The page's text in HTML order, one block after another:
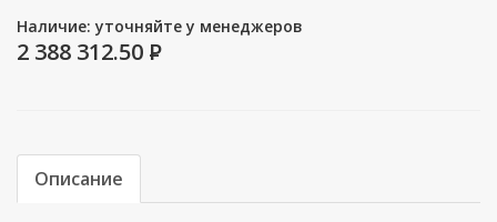
Наличие: уточняйте у менеджеров
2 388 312.50 P
Описание